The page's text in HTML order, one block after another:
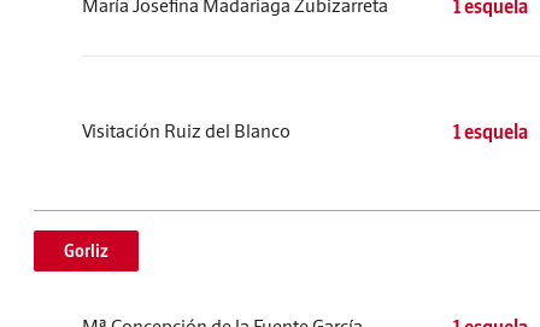
María Josefina Madariaga Zubizarreta 1 esquela
Visitación Ruiz del Blanco 1 esquela
Gorliz